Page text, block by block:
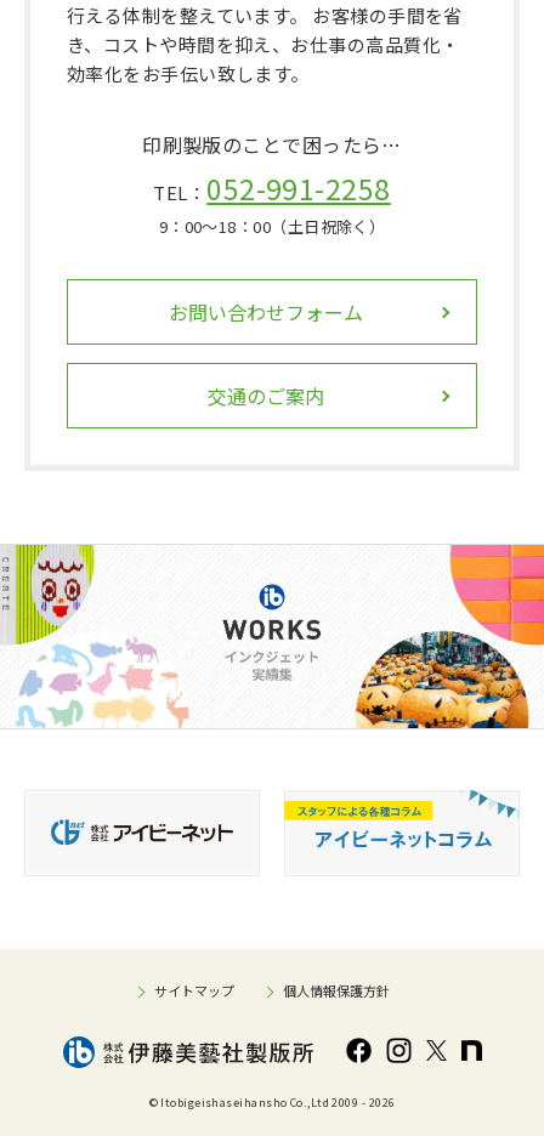
行える体制を整えています。 お客様の手間を省
き、コストや時間を抑え、お仕事の高品質化・
効率化をお手伝い致します。
印刷製版のことで困ったら…
TEL： 052-991-2258
9：00〜18：00（土日祝除く）
お問い合わせフォーム
交通のご案内
サイトマップ 個人情報保護方針
© Itobigeishaseihansho Co.,Ltd 2009 - 2026